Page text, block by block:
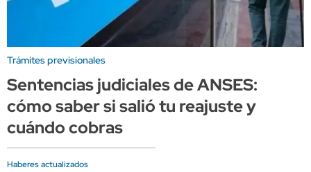
Trámites previsionales
Sentencias judiciales de ANSES:
cómo saber si salió tu reajuste y
cuándo cobras
Haberes actualizados